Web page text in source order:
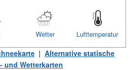
Lufttemperatur
Wetter
| Alternative statische
und Wetterkarten